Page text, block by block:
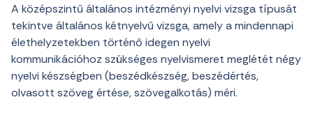
A középszintű általános intézményi nyelvi vizsga típusát
tekintve általános kétnyelvű vizsga, amely a mindennapi
élethelyzetekben történő idegen nyelvi
kommunikációhoz szükséges nyelvismeret meglétét négy
nyelvi készségben (beszédkészség, beszédértés,
olvasott szöveg értése, szövegalkotás) méri.